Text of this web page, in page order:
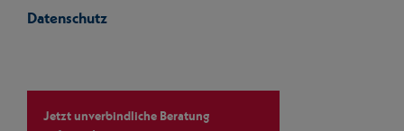
Datenschutz
Jetzt unverbindliche Beratung